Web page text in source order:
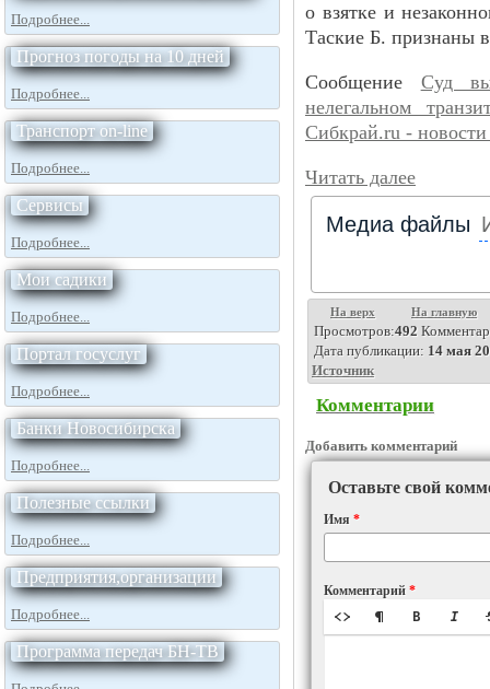
Подробнее...
Прогноз погоды на 10 дней
Подробнее...
Транспорт on-line
Подробнее...
Сервисы
Подробнее...
Мои садики
Подробнее...
Портал госуслуг
Подробнее...
Банки Новосибирска
Подробнее...
Полезные ссылки
Подробнее...
Предприятия,организации
Подробнее...
Программа передач БН-ТВ
о взятке и
Таские Б. признаны
Сообщение Суд
нелегальном
Сибкрай.ru -
Читать далее
Медиа файлы
На верх На главную
Просмотров:492
Дата публикации: 14 мая
Источник
Комментарии
Добавить комментарий
Оставьте свой
Имя *
Комментарий *